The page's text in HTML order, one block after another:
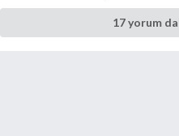
17 yorum